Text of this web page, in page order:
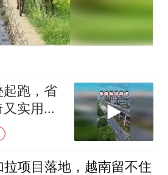
跑，省
实用，
项目落地，越南留不住